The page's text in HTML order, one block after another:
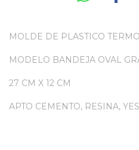
MOLDE DE PLASTICO
MODELO BANDEJA OVAL
27 CM X 12 CM
APTO CEMENTO, RESINA,